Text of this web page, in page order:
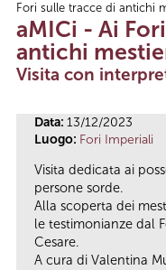
Tu sei qui
Fori sulle tracce di antichi
aMICi - Ai
antichi
Visita con
Data: 13/12/2023
Luogo: Fori Imperiali
Visita dedicata ai
persone sorde.
Alla scoperta dei
le testimonianze dal
Cesare.
A cura di Valentina